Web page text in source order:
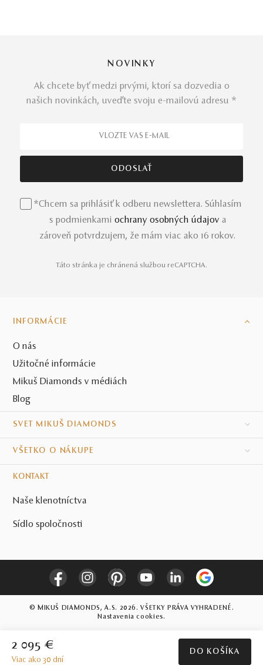
2 095 €
Viac ako 30 dní
DO KOŠÍKA
NOVINKY
Ak chcete byť medzi prvými, ktorí sa dozvedia o
našich novinkách, uveďte svoju e-mailovú adresu *
*Chcem sa prihlásiť k odberu newslettera. Súhlasím
s podmienkami ochrany osobných údajov a
zároveň potvrdzujem, že mám viac ako 16 rokov.
Táto stránka je chránená službou reCAPTCHA.
INFORMÁCIE
O nás
Užitočné informácie
Mikuš Diamonds v médiách
Blog
SVET MIKUŠ DIAMONDS
VŠETKO O NÁKUPE
KONTAKT
Naše klenotníctva
Sídlo spoločnosti
© MIKUŠ DIAMONDS, A.S. 2026. VŠETKY PRÁVA VYHRADENÉ.
Nastavenia cookies.